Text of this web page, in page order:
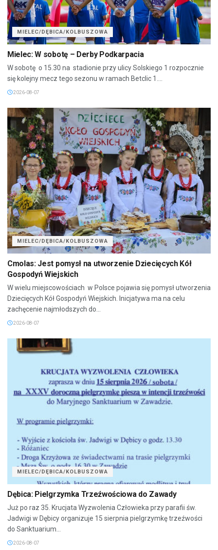
MIELEC/DĘBICA/KOLBUSZOWA
Mielec: W sobotę – Derby Podkarpacia
W sobotę o 15.30 na stadionie przy ulicy Solskiego 1 rozpocznie
się kolejny mecz tego sezonu w ramach Betclic 1....
2026-08-07
MIELEC/DĘBICA/KOLBUSZOWA
Cmolas: Jest pomysł na utworzenie Dziecięcych Kół
Gospodyń Wiejskich
W wielu miejscowościach w Polsce pojawia się pomysł utworzenia
Dziecięcych Kół Gospodyń Wiejskich. Inicjatywa ma na celu
zachęcenie najmłodszych do...
2026-08-07
MIELEC/DĘBICA/KOLBUSZOWA
Dębica: Pielgrzymka Trzeźwościowa do Zawady
Już po raz 35. Krucjata Wyzwolenia Człowieka przy parafii św.
Jadwigi w Dębicy organizuje 15 sierpnia pielgrzymkę trzeźwości
do Sanktuarium...
2026-08-07